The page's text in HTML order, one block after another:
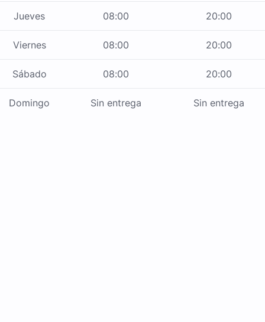
Jueves 08:00 20:00
Viernes 08:00 20:00
Sábado 08:00 20:00
Domingo Sin entrega Sin entrega